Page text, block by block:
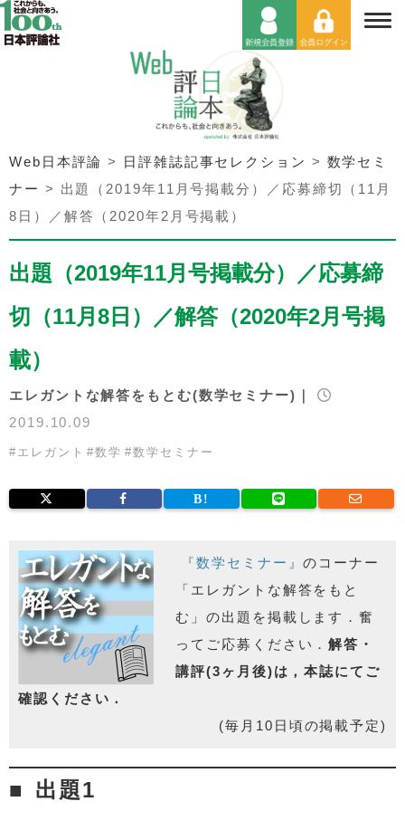
Web日本評論 > 日評雑誌記事セレクション > 数学セミ
ナー > 出題（2019年11月号掲載分）／応募締切（11月
8日）／解答（2020年2月号掲載）
出題（2019年11月号掲載分）／応募締
切（11月8日）／解答（2020年2月号掲
載）
エレガントな解答をもとむ(数学セミナー)｜
2019.10.09
# エレガント #数学 #数学セミナー
『数学セミナー』のコーナー
「エレガントな解答をもと
む」の出題を掲載します．奮
ってご応募ください．解答・
講評(3ヶ月後)は，本誌にてご
確認ください．
(毎月10日頃の掲載予定)
出題1